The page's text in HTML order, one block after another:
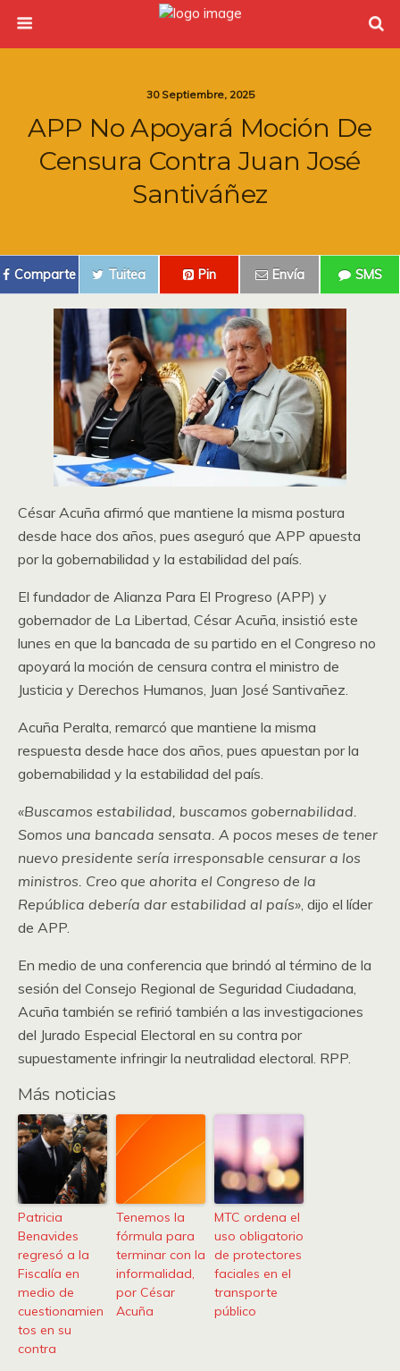
30 Septiembre, 2025
APP No Apoyará Moción De
Censura Contra Juan José
Santiváñez
Comparte Tuitea Pin Envía SMS
César Acuña afirmó que mantiene la misma postura
desde hace dos años, pues aseguró que APP apuesta
por la gobernabilidad y la estabilidad del país.
El fundador de Alianza Para El Progreso (APP) y
gobernador de La Libertad, César Acuña, insistió este
lunes en que la bancada de su partido en el Congreso no
apoyará la moción de censura contra el ministro de
Justicia y Derechos Humanos, Juan José Santivañez.
Acuña Peralta, remarcó que mantiene la misma
respuesta desde hace dos años, pues apuestan por la
gobernabilidad y la estabilidad del país.
«Buscamos estabilidad, buscamos gobernabilidad.
Somos una bancada sensata. A pocos meses de tener
nuevo presidente sería irresponsable censurar a los
ministros. Creo que ahorita el Congreso de la
República debería dar estabilidad al país» , dijo el líder
de APP.
En medio de una conferencia que brindó al término de la
sesión del Consejo Regional de Seguridad Ciudadana,
Acuña también se refirió también a las investigaciones
del Jurado Especial Electoral en su contra por
supuestamente infringir la neutralidad electoral. RPP.
Más noticias
Patricia
Benavides
regresó a la
Fiscalía en
medio de
cuestionamien
tos en su
contra
Tenemos la
fórmula para
terminar con la
informalidad,
por César
Acuña
MTC ordena el
uso obligatorio
de protectores
faciales en el
transporte
público